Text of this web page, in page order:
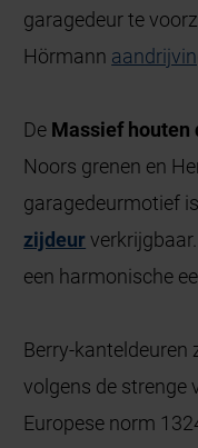
garagedeur te
Hörmann
De Massief houten
Noors grenen en
garagedeurmotief
zijdeur
een harmonische
Berry-kanteldeuren
volgens de strenge
Europese norm